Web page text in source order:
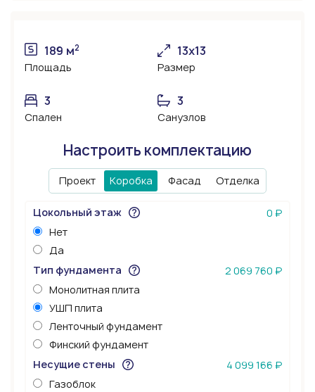
189 м2
Площадь
13х13
Размер
3
Спален
3
Санузлов
Настроить комплектацию
Проект Коробка Фасад Отделка
Цокольный этаж
0 ₽
Нет
Да
Тип фундамента
2 069 760 ₽
Монолитная плита
УШП плита
Ленточный фундамент
Финский фундамент
Несущие стены
4 099 166 ₽
Газоблок